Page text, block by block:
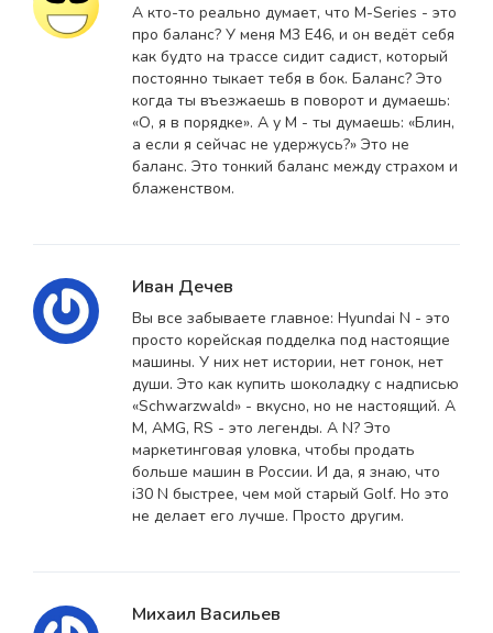
А кто-то реально думает, что M-Series - это
про баланс? У меня M3 E46, и он ведёт себя
как будто на трассе сидит садист, который
постоянно тыкает тебя в бок. Баланс? Это
когда ты въезжаешь в поворот и думаешь:
«О, я в порядке». А у M - ты думаешь: «Блин,
а если я сейчас не удержусь?» Это не
баланс. Это тонкий баланс между страхом и
блаженством.
Иван Дечев
Вы все забываете главное: Hyundai N - это
просто корейская подделка под настоящие
машины. У них нет истории, нет гонок, нет
души. Это как купить шоколадку с надписью
«Schwarzwald» - вкусно, но не настоящий. А
M, AMG, RS - это легенды. А N? Это
маркетинговая уловка, чтобы продать
больше машин в России. И да, я знаю, что
i30 N быстрее, чем мой старый Golf. Но это
не делает его лучше. Просто другим.
Михаил Васильев